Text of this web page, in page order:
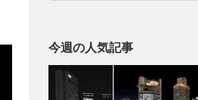
今週の人気記事